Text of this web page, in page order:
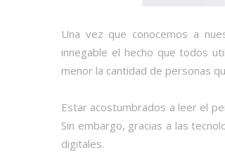
Una vez que conocemos a
innegable el hecho que todos
menor la cantidad de personas
Estar acostumbrados a leer el
Sin embargo, gracias a las
digitales.